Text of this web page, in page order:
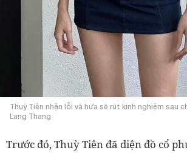
Thuỳ Tiên nhận lỗi và hứa sẽ rút kinh nghiệm sau
Lang Thang
Trước đó, Thuỳ Tiên đã diện đồ cổ